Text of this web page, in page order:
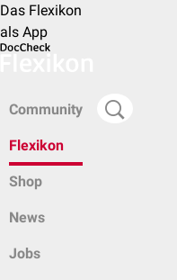
Das Flexikon
als App
Community
Flexikon
Shop
News
Jobs